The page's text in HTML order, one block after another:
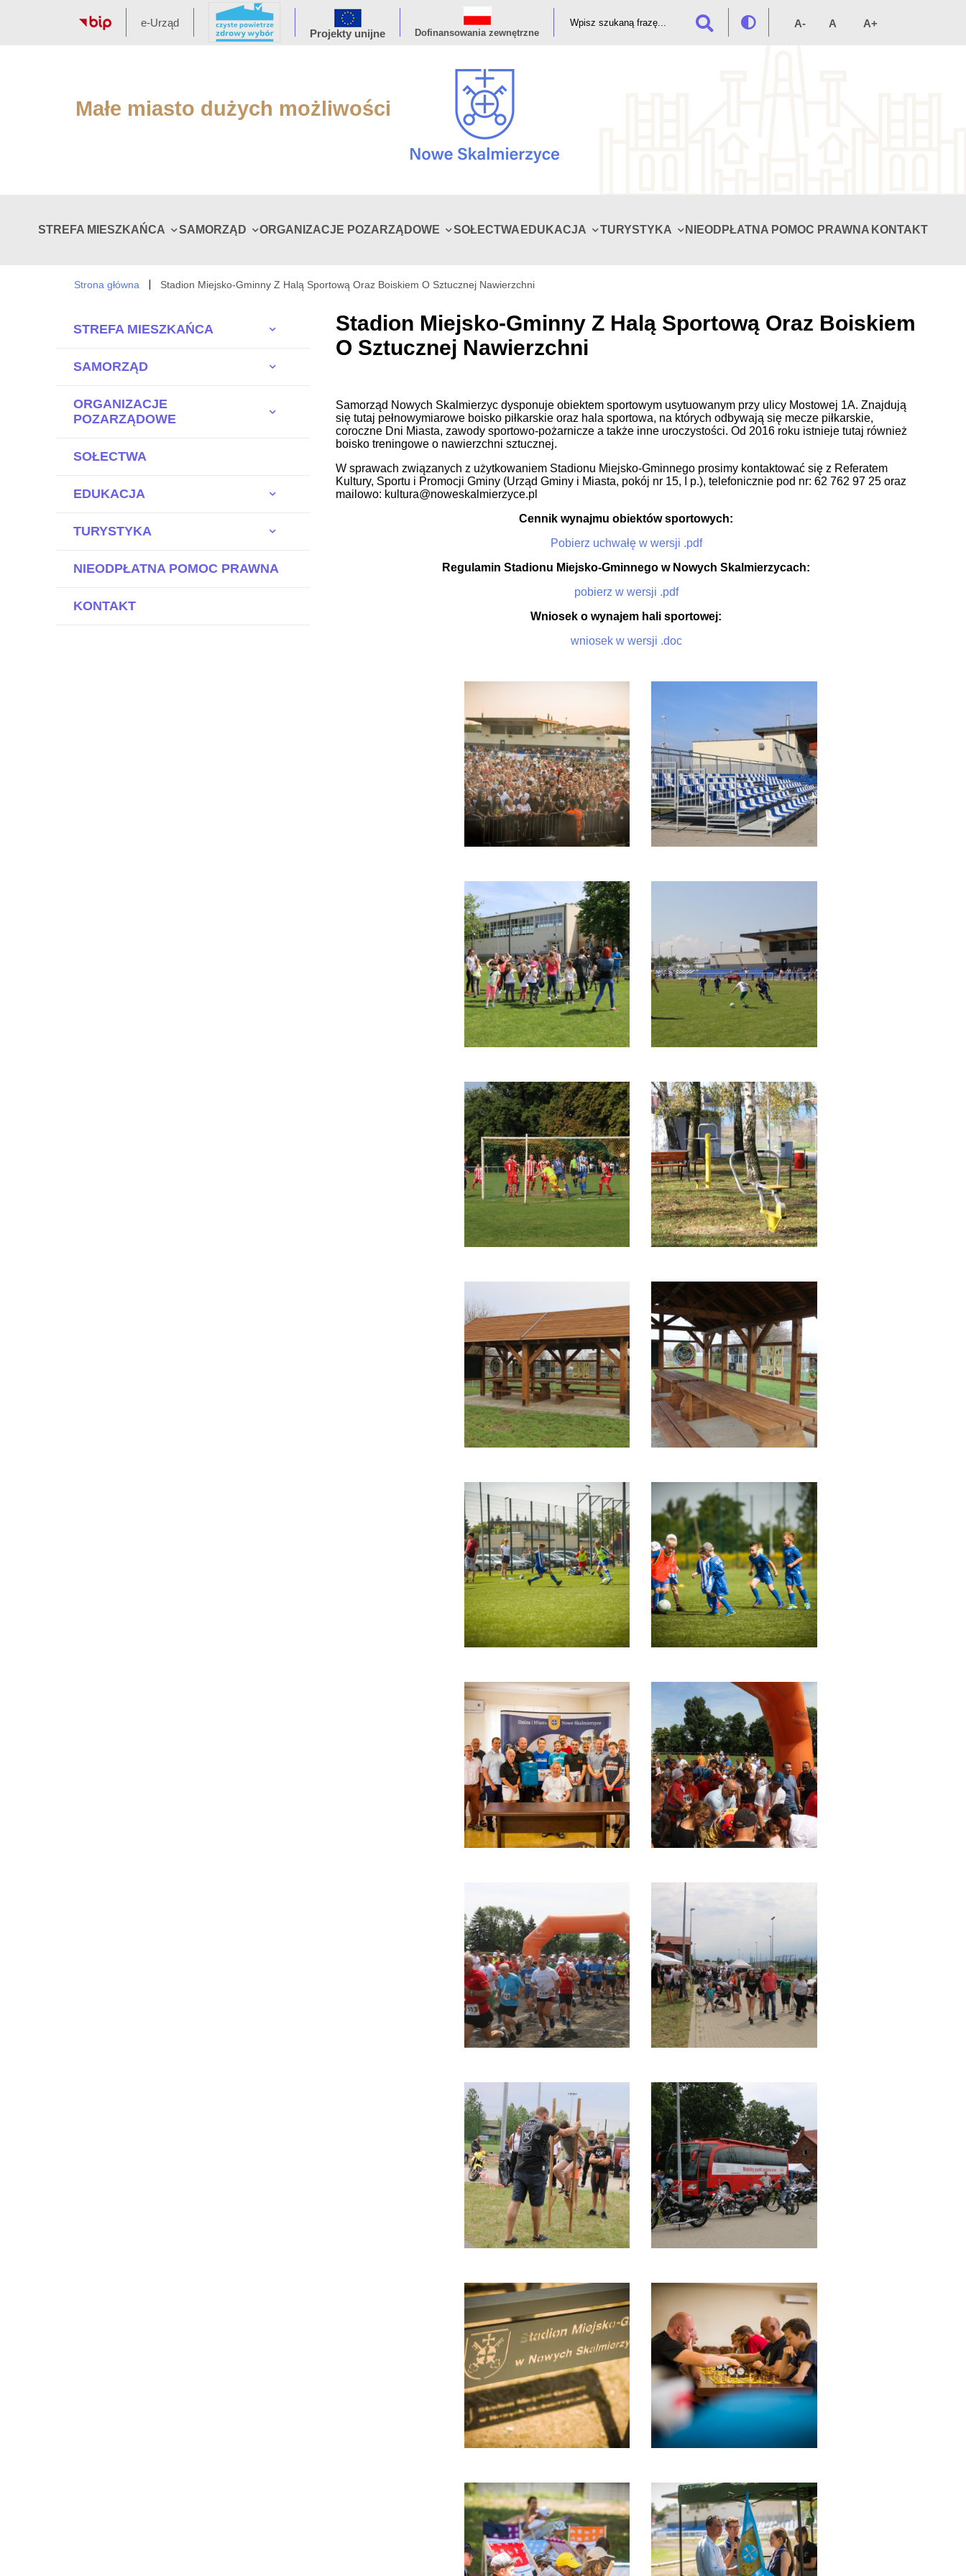
e-Urząd
Projekty unijne
Dofinansowania zewnętrzne
Małe miasto dużych możliwości
STREFA MIESZKAŃCA SAMORZĄD ORGANIZACJE POZARZĄDOWE SOŁECTWA EDUKACJA TURYSTYKA NIEODPŁATNA POMOC PRAWNA KONTAKT
Strona główna Stadion Miejsko-Gminny Z Halą Sportową Oraz Boiskiem O Sztucznej Nawierzchni
STREFA MIESZKAŃCA
SAMORZĄD
ORGANIZACJE
POZARZĄDOWE
SOŁECTWA
EDUKACJA
TURYSTYKA
NIEODPŁATNA POMOC PRAWNA
KONTAKT
Stadion Miejsko-Gminny Z Halą Sportową Oraz Boiskiem
O Sztucznej Nawierzchni
Samorząd Nowych Skalmierzyc dysponuje obiektem sportowym usytuowanym przy ulicy Mostowej 1A. Znajdują
się tutaj pełnowymiarowe boisko piłkarskie oraz hala sportowa, na których odbywają się mecze piłkarskie,
coroczne Dni Miasta, zawody sportowo-pożarnicze a także inne uroczystości. Od 2016 roku istnieje tutaj również
boisko treningowe o nawierzchni sztucznej.
W sprawach związanych z użytkowaniem Stadionu Miejsko-Gminnego prosimy kontaktować się z Referatem
Kultury, Sportu i Promocji Gminy (Urząd Gminy i Miasta, pokój nr 15, I p.), telefonicznie pod nr: 62 762 97 25 oraz
mailowo: kultura@noweskalmierzyce.pl
Cennik wynajmu obiektów sportowych:
Pobierz uchwałę w wersji .pdf
Regulamin Stadionu Miejsko-Gminnego w Nowych Skalmierzycach:
pobierz w wersji .pdf
Wniosek o wynajem hali sportowej:
wniosek w wersji .doc